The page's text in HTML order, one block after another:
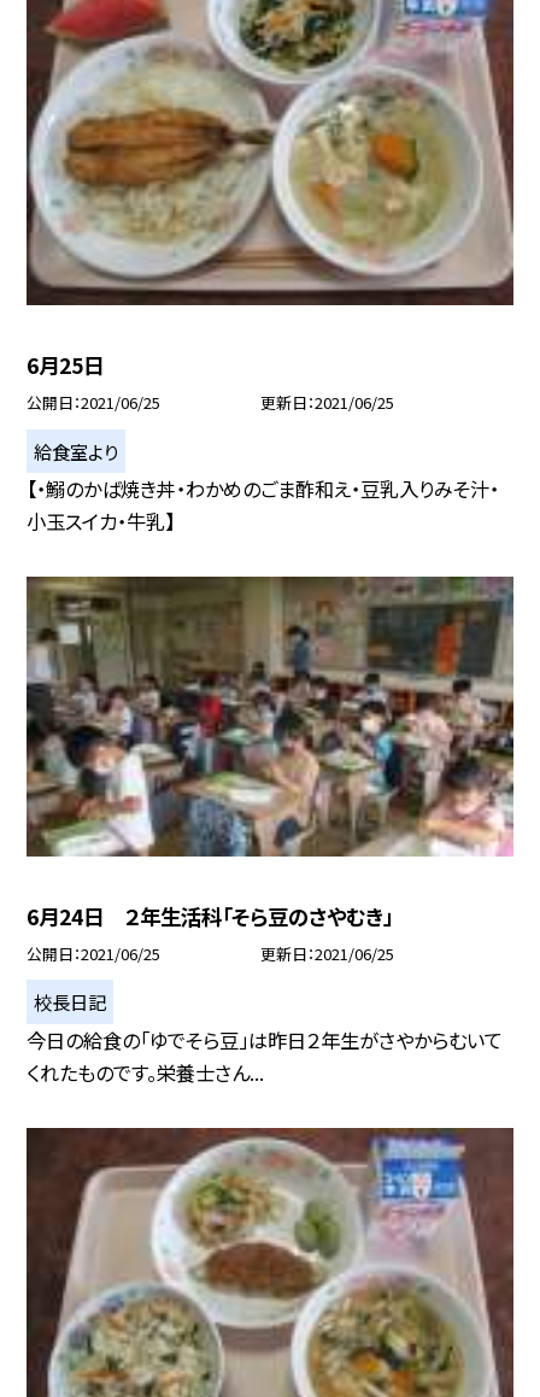
6月25日
公開日 2021/06/25 更新日 2021/06/25
給食室より
【・鰯のかば焼き丼・わかめのごま酢和え・豆乳入りみそ汁・
小玉スイカ・牛乳】
6月24日 ２年生活科「そら豆のさやむき」
公開日 2021/06/25 更新日 2021/06/25
校長日記
今日の給食の「ゆでそら豆」は昨日２年生がさやからむいて
くれたものです。栄養士さん...